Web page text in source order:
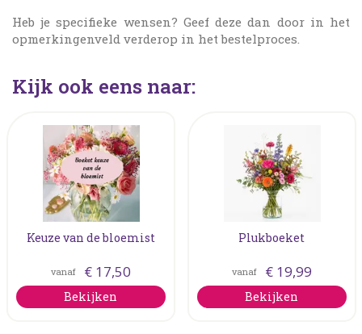
Heb je specifieke wensen? Geef deze dan door in het
opmerkingenveld verderop in het bestelproces.
Kijk ook eens naar:
Keuze van de bloemist
vanaf € 17,50
Bekijken
Plukboeket
vanaf € 19,99
Bekijken